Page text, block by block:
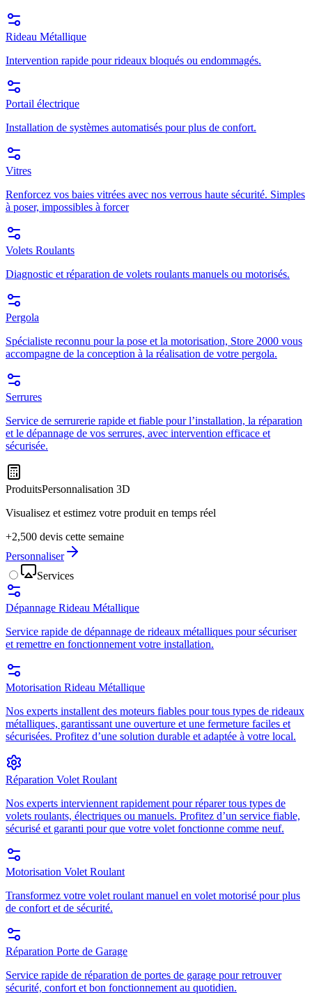
Rideau Métallique
Intervention rapide pour rideaux bloqués ou endommagés.
Portail électrique
Installation de systèmes automatisés pour plus de confort.
Vitres
Renforcez vos baies vitrées avec nos verrous haute sécurité. Simples
à poser, impossibles à forcer
Volets Roulants
Diagnostic et réparation de volets roulants manuels ou motorisés.
Pergola
Spécialiste reconnu pour la pose et la motorisation, Store 2000 vous
accompagne de la conception à la réalisation de votre pergola.
Serrures
Service de serrurerie rapide et fiable pour l’installation, la réparation
et le dépannage de vos serrures, avec intervention efficace et
sécurisée.
ProduitsPersonnalisation 3D
Visualisez et estimez votre produit en temps réel
+2,500 devis cette semaine
Personnaliser
Services
Dépannage Rideau Métallique
Service rapide de dépannage de rideaux métalliques pour sécuriser
et remettre en fonctionnement votre installation.
Motorisation Rideau Métallique
Nos experts installent des moteurs fiables pour tous types de rideaux
métalliques, garantissant une ouverture et une fermeture faciles et
sécurisées. Profitez d’une solution durable et adaptée à votre local.
Réparation Volet Roulant
Nos experts interviennent rapidement pour réparer tous types de
volets roulants, électriques ou manuels. Profitez d’un service fiable,
sécurisé et garanti pour que votre volet fonctionne comme neuf.
Motorisation Volet Roulant
Transformez votre volet roulant manuel en volet motorisé pour plus
de confort et de sécurité.
Réparation Porte de Garage
Service rapide de réparation de portes de garage pour retrouver
sécurité, confort et bon fonctionnement au quotidien.